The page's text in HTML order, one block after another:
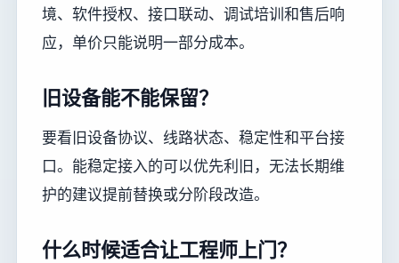
境、软件授权、接口联动、调试培训和售后响
应，单价只能说明一部分成本。
旧设备能不能保留？
要看旧设备协议、线路状态、稳定性和平台接
口。能稳定接入的可以优先利旧，无法长期维
护的建议提前替换或分阶段改造。
什么时候适合让工程师上门？